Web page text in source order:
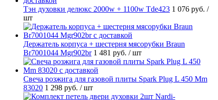
Тэн духовки делюкс 2000w + 1100w Tde423 1 076 руб. /
шт
Держатель корпуса + шестерня мясорубки Braun
Br7001044 Mgr902br 1 481 руб. / шт
Свеча розжига для газовой плиты Spark Plug L 450 Mm
83020 1 298 руб. / шт